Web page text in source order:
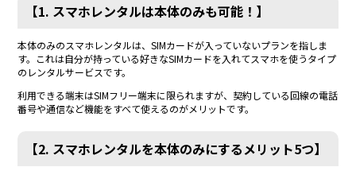
【1. スマホレンタルは本体のみも可能！】
本体のみのスマホレンタルは、SIMカードが入っていないプランを指しま
す。これは自分が持っている好きなSIMカードを入れてスマホを使うタイプ
のレンタルサービスです。
利用できる端末はSIMフリー端末に限られますが、契約している回線の電話
番号や通信など機能をすべて使えるのがメリットです。
【2. スマホレンタルを本体のみにするメリット5つ】